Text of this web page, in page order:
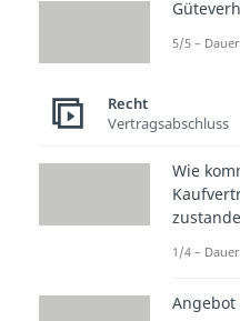
Partielle
Mit der
kann die
bei
einer
leiden,
5/5 –
Recht
Vertragsabschluss
Wie
1/4 –
Angebot